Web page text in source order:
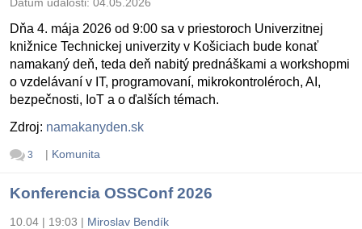
Dňa 4. mája 2026 od 9:00 sa v priestoroch Univerzitnej
knižnice Technickej univerzity v Košiciach bude konať
namakaný deň, teda deň nabitý prednáškami a workshopmi
o vzdelávaní v IT, programovaní, mikrokontroléroch, AI,
bezpečnosti, IoT a o ďalších témach.
Zdroj: namakanyden.sk
3 | Komunita
Konferencia OSSConf 2026
10.04 | 19:03 | Miroslav Bendík